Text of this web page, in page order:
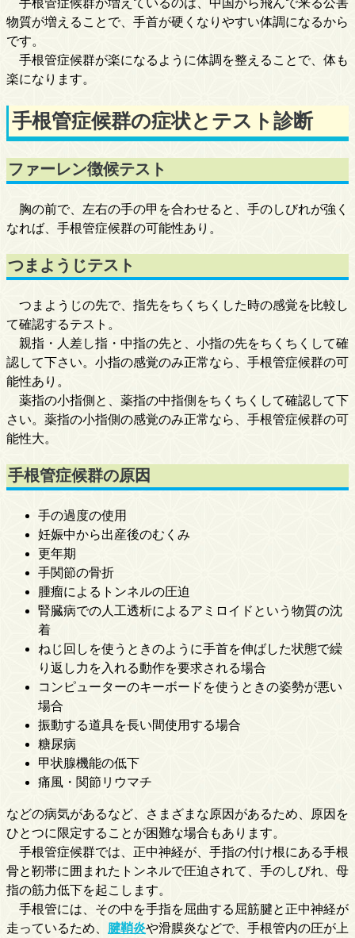
手根管症候群が増えているのは、中国から飛んで来る公害
物質が増えることで、手首が硬くなりやすい体調になるから
です。
手根管症候群が楽になるように体調を整えることで、体も
楽になります。
手根管症候群の症状とテスト診断
ファーレン徴候テスト
胸の前で、左右の手の甲を合わせると、手のしびれが強く
なれば、手根管症候群の可能性あり。
つまようじテスト
つまようじの先で、指先をちくちくした時の感覚を比較し
て確認するテスト。
親指・人差し指・中指の先と、小指の先をちくちくして確
認して下さい。小指の感覚のみ正常なら、手根管症候群の可
能性あり。
薬指の小指側と、薬指の中指側をちくちくして確認して下
さい。薬指の小指側の感覚のみ正常なら、手根管症候群の可
能性大。
手根管症候群の原因
手の過度の使用
妊娠中から出産後のむくみ
更年期
手関節の骨折
腫瘤によるトンネルの圧迫
腎臓病での人工透析によるアミロイドという物質の沈
着
ねじ回しを使うときのように手首を伸ばした状態で繰
り返し力を入れる動作を要求される場合
コンピューターのキーボードを使うときの姿勢が悪い
場合
振動する道具を長い間使用する場合
糖尿病
甲状腺機能の低下
痛風・関節リウマチ
などの病気があるなど、さまざまな原因があるため、原因を
ひとつに限定することが困難な場合もあります。
手根管症候群では、正中神経が、手指の付け根にある手根
骨と靭帯に囲まれたトンネルで圧迫されて、手のしびれ、母
指の筋力低下を起こします。
手根管には、その中を手指を屈曲する屈筋腱と正中神経が
走っているため、 腱鞘炎や滑膜炎などで、手根管内の圧が上